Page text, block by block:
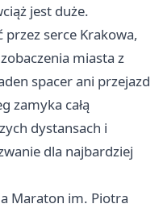
jest duże.
serce Krakowa,
miasta z
spacer ani przejazd
zamyka całą
dystansach i
dla najbardziej
Maraton im. Piotra